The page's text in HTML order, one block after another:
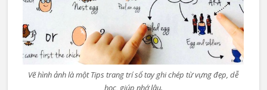
Vẽ hình ảnh là một Tips trang trí sổ tay ghi chép từ vựng đẹp, dễ
học, giúp nhớ lâu.